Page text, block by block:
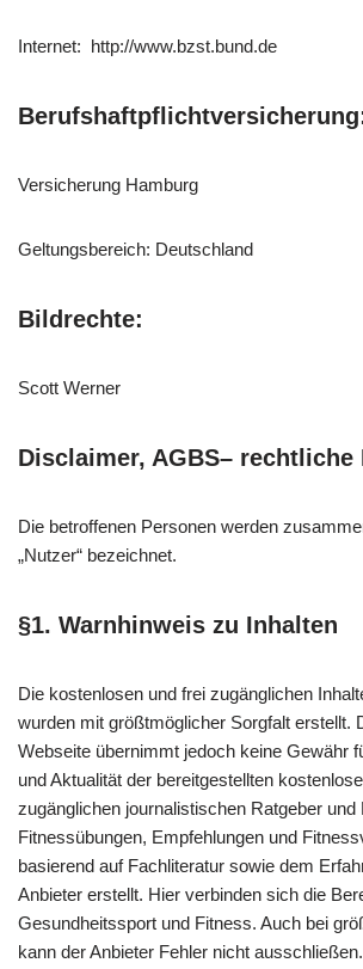
Internet: http://www.bzst.bund.de
Versicherung Hamburg
Geltungsbereich: Deutschland
Bildrechte:
Scott Werner
Disclaimer, AGBS– rechtliche
Die betroffenen Personen werden
„Nutzer“ bezeichnet.
§1. Warnhinweis zu Inhalten
Die kostenlosen und frei zugänglichen
wurden mit größtmöglicher Sorgfalt erstellt.
Webseite übernimmt jedoch keine Gewähr
und Aktualität der bereitgestellten
zugänglichen journalistischen Ratgeber und
Fitnessübungen, Empfehlungen und
basierend auf Fachliteratur sowie dem
Anbieter erstellt. Hier verbinden sich die
Gesundheitssport und Fitness. Auch bei
kann der Anbieter Fehler nicht